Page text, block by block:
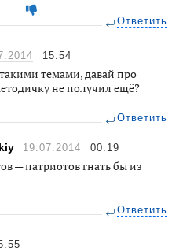
Ответить
15:54
темами, давай про
не получил ещё?
Ответить
19.07.2014 00:19
— патриотов гнать бы из
Ответить